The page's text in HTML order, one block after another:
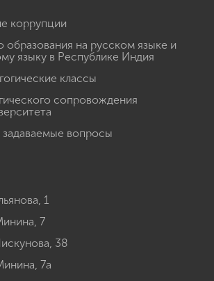
коррупции
языку в Республике Индия
классы
1
7
38